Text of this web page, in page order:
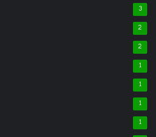
3
2
2
1
1
1
1